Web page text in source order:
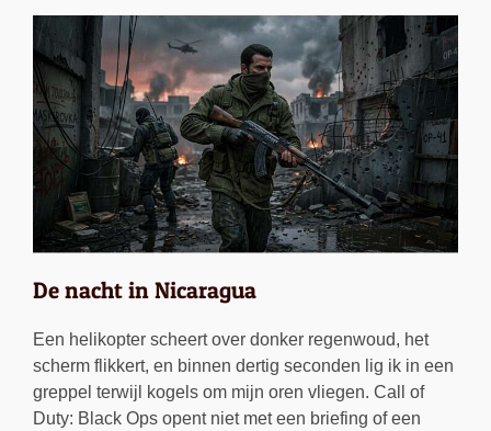
De nacht in Nicaragua
Een helikopter scheert over donker regenwoud, het
scherm flikkert, en binnen dertig seconden lig ik in een
greppel terwijl kogels om mijn oren vliegen. Call of
Duty: Black Ops opent niet met een briefing of een